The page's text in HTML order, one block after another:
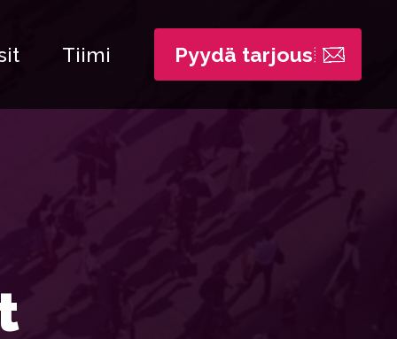
Tiimi Pyydä tarjous